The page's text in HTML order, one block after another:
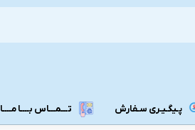
پـیگـیـری سـفارش تـــمـــاس بــــا مــــا